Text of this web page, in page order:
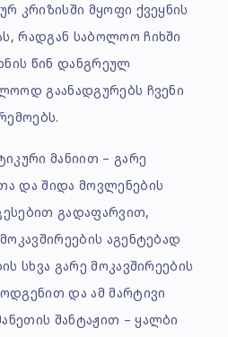
კრიზისში მყოფი ქვეყნის
რადგან საბოლოო ჩიხში
წინ დანგრეულ
გაანადგურებს ჩვენი
მანიით – გარე
და შიდა მოვლენების
გადაფარვით,
აგენტებად
სხვა გარე მოკავშირეების
და ამ მარტივი
შანტაჟით – ყალბი